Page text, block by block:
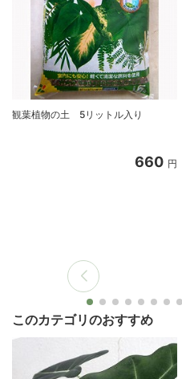
観葉植物の土 5リットル入り
660 円
このカテゴリのおすすめ